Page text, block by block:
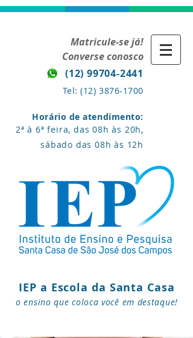
Matricule-se já!
Converse conosco
(12) 99704-2441
Tel:(12) 3876-1700
Horário de atendimento:
2ª à 6ª feira, das 08h às 20h,
sábado das 08h às 12h
IEP a Escola da Santa Casa
o ensino que coloca você em destaque!